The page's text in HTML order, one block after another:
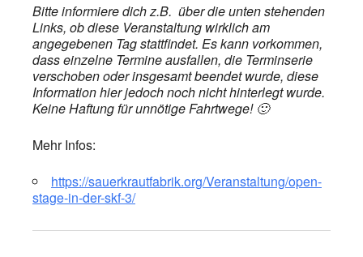
Bitte informiere dich z.B. über die unten stehenden
Links, ob diese Veranstaltung wirklich am
angegebenen Tag stattfindet. Es kann vorkommen,
dass einzelne Termine ausfallen, die Terminserie
verschoben oder insgesamt beendet wurde, diese
Information hier jedoch noch nicht hinterlegt wurde.
Keine Haftung für unnötige Fahrtwege! 🙂
Mehr Infos:
https://sauerkrautfabrik.org/Veranstaltung/open-
stage-in-der-skf-3/